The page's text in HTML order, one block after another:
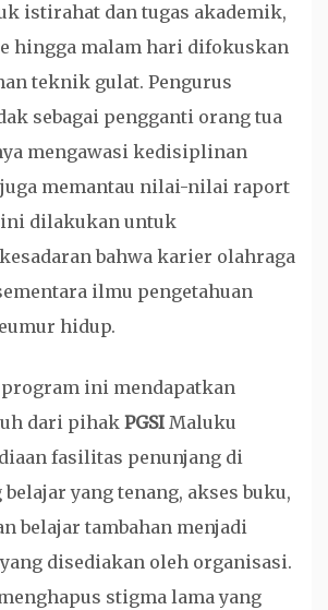
istirahat dan tugas akademik,
hingga malam hari difokuskan
teknik gulat. Pengurus
sebagai pengganti orang tua
mengawasi kedisiplinan
memantau nilai-nilai raport
ini dilakukan untuk
bahwa karier olahraga
ilmu pengetahuan
hidup.
ini mendapatkan
dari pihak PGSI Maluku
fasilitas penunjang di
belajar yang tenang, akses buku,
belajar tambahan menjadi
disediakan oleh organisasi.
stigma lama yang